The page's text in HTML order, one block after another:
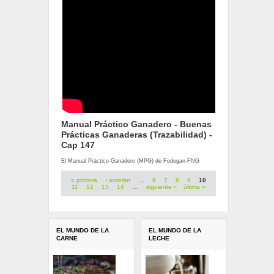
Manual Práctico Ganadero - Buenas
Prácticas Ganaderas (Trazabilidad) -
Cap 147
El Manual Práctico Ganadero (MPG) de Fedegan-FNG
Páginas
« primera ‹ anterior … 6 7 8 9
10
11
12 13 14 … siguiente › última »
EL MUNDO DE LA
CARNE
EL MUNDO DE LA
LECHE